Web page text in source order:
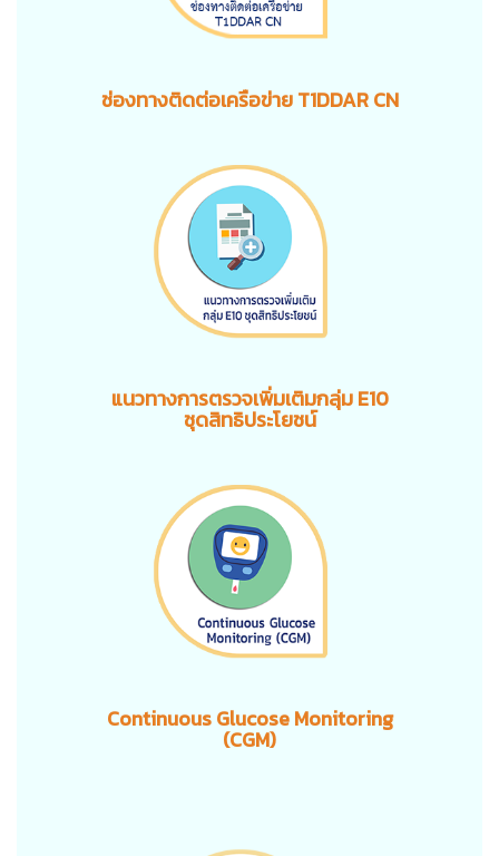
ช่องทางติดต่อเครือข่าย T1DDAR CN
แนวทางการตรวจเพิ่มเติมกลุ่ม E10
ชุดสิทธิประโยชน์
Continuous Glucose Monitoring
(CGM)